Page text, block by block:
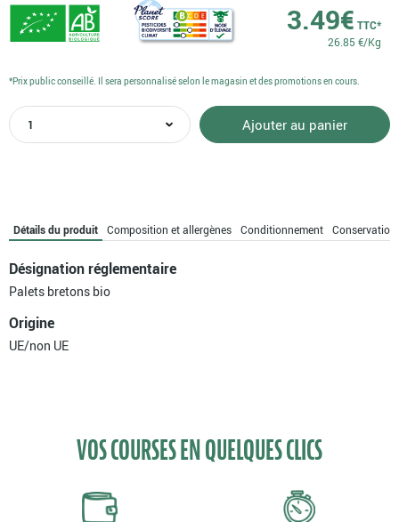
3.49€ TTC*
26.85 €/Kg
quantité
de
Ajouter au panier
*Prix public conseillé. Il sera personnalisé selon le magasin et des promotions en cours.
Détails du produit Composition et allergènes Conditionnement Conservation
Désignation réglementaire
Palets bretons bio
Origine
UE/non UE
VOS COURSES EN QUELQUES CLICS